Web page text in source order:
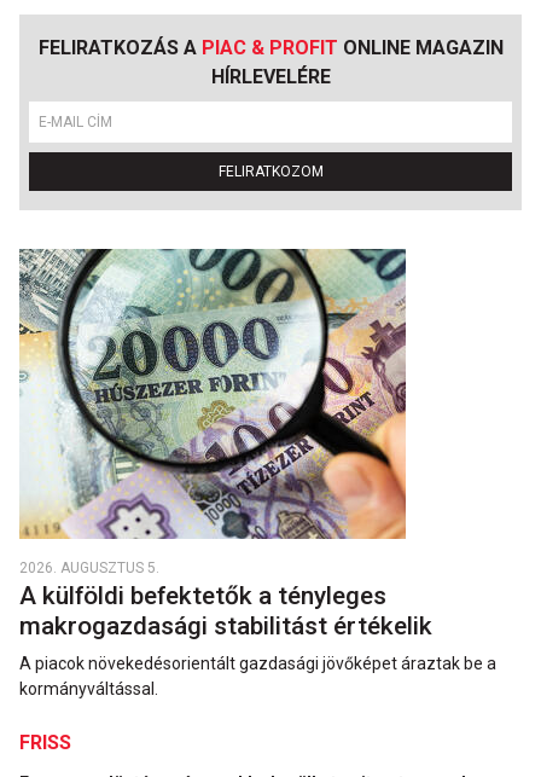
FELIRATKOZÁS A PIAC & PROFIT ONLINE MAGAZIN
HÍRLEVELÉRE
FELIRATKOZOM
2026. AUGUSZTUS 5.
A külföldi befektetők a tényleges
makrogazdasági stabilitást értékelik
A piacok növekedésorientált gazdasági jövőképet áraztak be a
kormányváltással.
FRISS